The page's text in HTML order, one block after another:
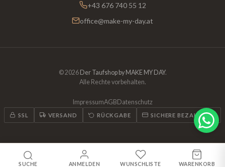
SUCHE ANMELDEN WUNSCHLISTE WARENKORB
+43 676 740 55 12
office@make-my-day.at
© 2026 Der Taufshop by MAKE MY DAY.
Alle Rechte vorbehalten.
ImpressumAGB Datenschutz
SSL VERSAND RÜCKGABE SICHERE BEZAHLUNG